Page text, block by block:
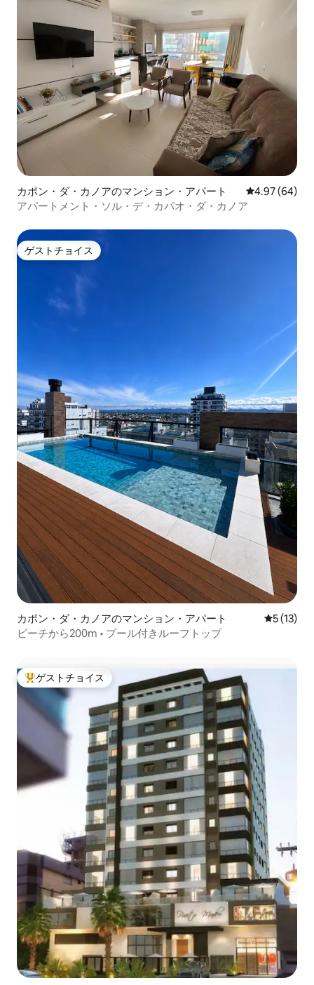
カポン・ダ・カノアのマンション・アパート レビュー64
4.97 (64)
アパートメント・ソル・デ・カパオ・ダ・カノア
ゲストチョイス
ゲストチョイス
カポン・ダ・カノアのマンション・アパート レビュー
5 (13)
ビーチから200m • プール付きルーフトップ
大好評のゲストチョイスです。
ゲストチョイス